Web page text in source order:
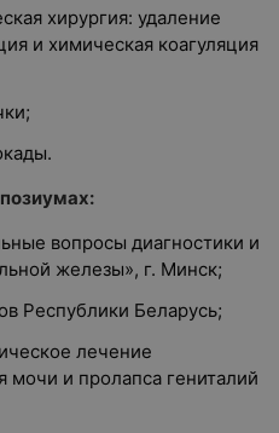
хирургия: удаление
и химическая коагуляция
вопросы диагностики и
железы», г. Минск;
Республики Беларусь;
лечение
мочи и пролапса гениталий